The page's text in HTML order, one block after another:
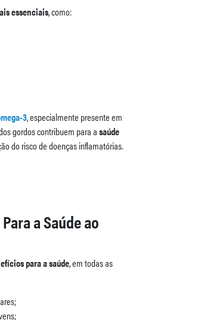
essenciais, como:
3, especialmente presente em
gordos contribuem para asaúde
do risco de doenças inflamatórias.
a Saúde ao
para a saúde, em todas as